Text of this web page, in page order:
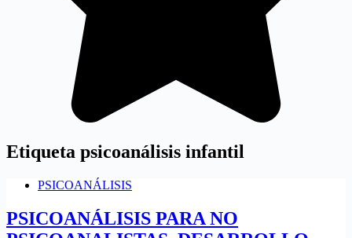
Etiqueta psicoanálisis infantil
PSICOANÁLISIS
PSICOANÁLISIS PARA NO